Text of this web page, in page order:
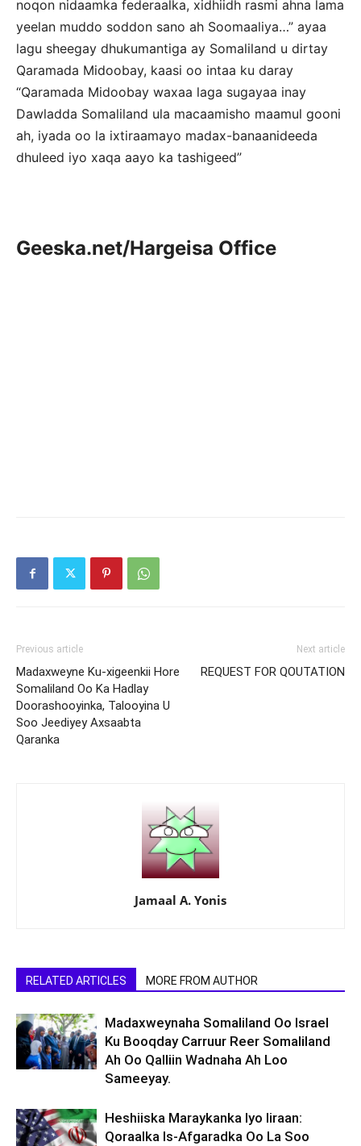
noqon nidaamka federaalka, xidhiidh rasmi ahna lama
yeelan muddo soddon sano ah Soomaaliya…” ayaa
lagu sheegay dhukumantiga ay Somaliland u dirtay
Qaramada Midoobay, kaasi oo intaa ku daray
“Qaramada Midoobay waxaa laga sugayaa inay
Dawladda Somaliland ula macaamisho maamul gooni
ah, iyada oo la ixtiraamayo madax-banaanideeda
dhuleed iyo xaqa aayo ka tashigeed”
Geeska.net/Hargeisa Office
Previous article
Madaxweyne Ku-xigeenkii Hore
Somaliland Oo Ka Hadlay
Doorashooyinka, Talooyina U
Soo Jeediyey Axsaabta
Qaranka
Next article
REQUEST FOR QOUTATION
Jamaal A. Yonis
RELATED ARTICLES MORE FROM AUTHOR
Madaxweynaha Somaliland Oo Israel
Ku Booqday Carruur Reer Somaliland
Ah Oo Qalliin Wadnaha Ah Loo
Sameeyay.
Heshiiska Maraykanka Iyo Iiraan:
Qoraalka Is-Afgaradka Oo La Soo